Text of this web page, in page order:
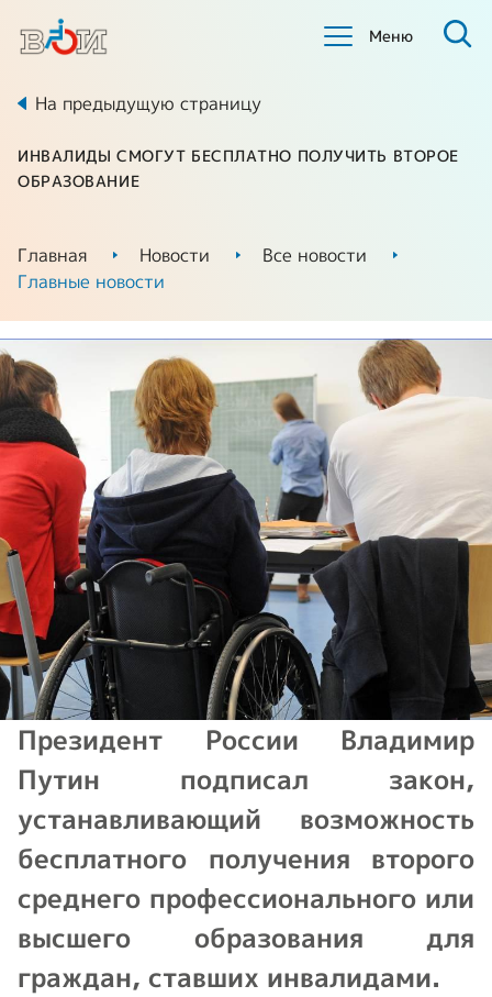
Меню
На предыдущую страницу
ИНВАЛИДЫ СМОГУТ БЕСПЛАТНО ПОЛУЧИТЬ ВТОРОЕ
ОБРАЗОВАНИЕ
Главная Новости
Все новости
Главные новости
Президент России Владимир
Путин подписал закон,
устанавливающий возможность
бесплатного получения второго
среднего профессионального или
высшего образования для
граждан, ставших инвалидами.